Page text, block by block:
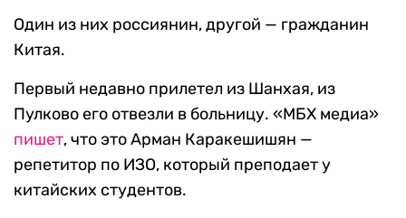
Один из них россиянин, другой — гражданин
Китая.
Первый недавно прилетел из Шанхая, из
Пулково его отвезли в больницу. «МБХ медиа»
пишет, что это Арман Каракешишян —
репетитор по ИЗО, который преподает у
китайских студентов.